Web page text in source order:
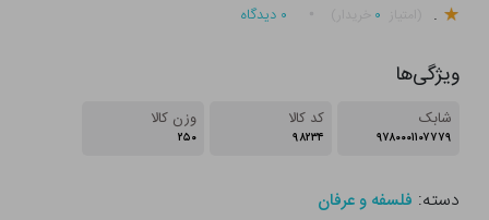
. ۰ ۰ دیدگاه
ویژگی‌ها
شابک
۹۷۸۰۰۰۱۱۰۷۷۷۹
کد کالا
۹۸۲۳۴
وزن کالا
۲۵۰
دسته: فلسفه و عرفان